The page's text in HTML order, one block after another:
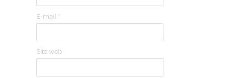
E-mail *
Site web